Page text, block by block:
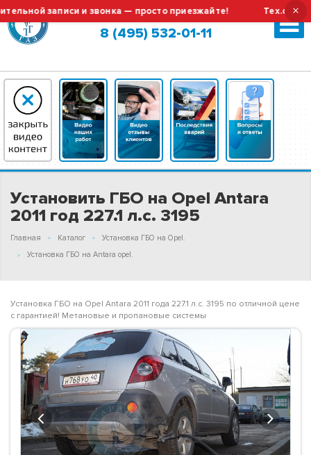
записи и звонка — просто приезжайте! ×
Москва (сменить город?)
8 (495) 532-01-11
Установить ГБО на Opel Antara
2011 год 227.1 л.с. 3195
Главная Каталог
Установка ГБО на Opel.
Установка ГБО на Antara opel.
Установка ГБО на Opel Antara 2011 года 227.1 л.с. 3195 по отличной цене
с гарантией! Метановые и пропановые системы
Previous Next